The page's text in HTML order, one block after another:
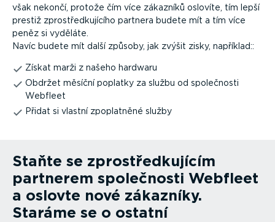
však nekončí, protože čím více zákazníků oslovíte, tím lepší
prestiž zprostřed­ku­jícího partnera budete mít a tím více
peněz si vyděláte.
Navíc budete mít další způsoby, jak zvýšit zisky, například::
Získat marži z našeho hardwaru
Obdržet měsíční poplatky za službu od společnosti
Webfleet
Přidat si vlastní zpoplatněné služby
Staňte se zprostřed­ku­jícím
partnerem společnosti Webfleet
a oslovte nové zákazníky.
Staráme se o ostatní